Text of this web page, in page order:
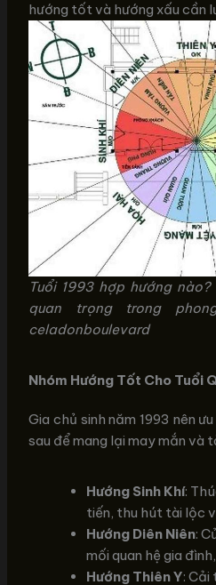
hướng tốt và hướng xấu cần
Tuổi 1993 hợp hướng
quan trọng trong
celadonboulevard
Nhóm Hướng Tốt Cho Tuổi
Gia chủ sinh năm 1993 nên
sau để mang lại may mắn và
Hướng Sinh Khí:
tiến, thu hút tài lộc
Hướng Diên Niên:
mối quan hệ gia
Hướng Thiên Y: Cải